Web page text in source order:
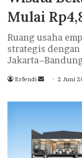
Mulai
Ruang usaha
strategis dengan
Erfendi
n
n
e
2 Juni